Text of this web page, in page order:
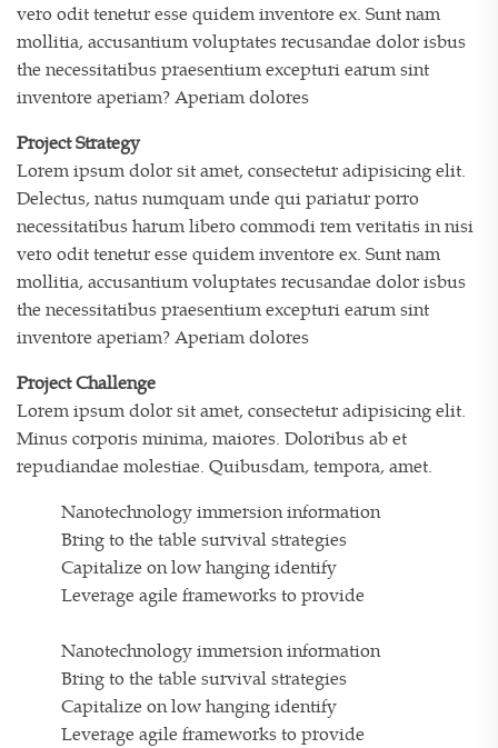
vero odit tenetur esse quidem inventore ex. Sunt nam
mollitia, accusantium voluptates recusandae dolor isbus
the necessitatibus praesentium excepturi earum sint
inventore aperiam? Aperiam dolores
Project Strategy
Lorem ipsum dolor sit amet, consectetur adipisicing elit.
Delectus, natus numquam unde qui pariatur porro
necessitatibus harum libero commodi rem veritatis in nisi
vero odit tenetur esse quidem inventore ex. Sunt nam
mollitia, accusantium voluptates recusandae dolor isbus
the necessitatibus praesentium excepturi earum sint
inventore aperiam? Aperiam dolores
Project Challenge
Lorem ipsum dolor sit amet, consectetur adipisicing elit.
Minus corporis minima, maiores. Doloribus ab et
repudiandae molestiae. Quibusdam, tempora, amet.
Nanotechnology immersion information
Bring to the table survival strategies
Capitalize on low hanging identify
Leverage agile frameworks to provide
Nanotechnology immersion information
Bring to the table survival strategies
Capitalize on low hanging identify
Leverage agile frameworks to provide